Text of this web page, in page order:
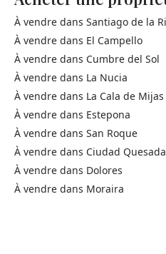
À vendre dans Santiago de la
À vendre dans El Campello
À vendre dans Cumbre del Sol
À vendre dans La Nucia
À vendre dans La Cala de Mijas
À vendre dans Estepona
À vendre dans San Roque
À vendre dans Ciudad Quesada
À vendre dans Dolores
À vendre dans Moraira